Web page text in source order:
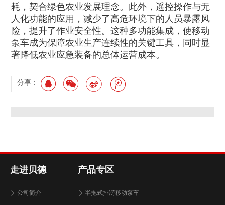
耗，契合绿色农业发展理念。此外，遥控操作与无
人化功能的应用，减少了高危环境下的人员暴露风
险，提升了作业安全性。这种多功能集成，使移动
泵车成为保障农业生产连续性的关键工具，同时显
著降低农业应急装备的总体运营成本。
分享：
走进贝德
公司简介
产品专区
半拖式排涝移动泵车